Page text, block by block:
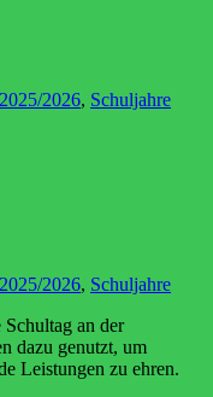
2026, Schuljahre
2026, Schuljahre
an der
dazu genutzt, um
Leistungen zu ehren.